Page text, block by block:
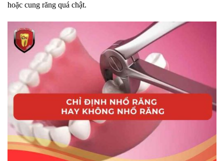
hoặc cung răng quá chật.